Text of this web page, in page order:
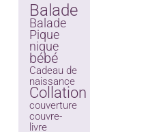
Balade
Balade
Pique
nique
bébé
Cadeau de
naissance
Collation
couverture
couvre-
livre